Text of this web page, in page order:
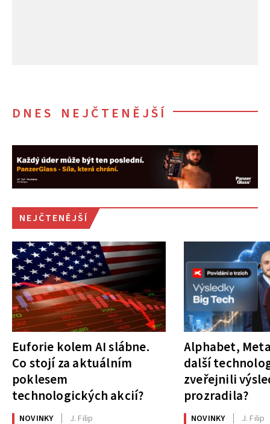
DNES NEJČTENĚJŠÍ
NEJČTENĚJŠÍ
Euforie kolem AI slábne.
Co stojí za aktuálním
poklesem
technologických akcií?
NOVINKY J. Filip
Alphabet,
další
zveřejnili
prozradila?
NOVINKY J. Filip